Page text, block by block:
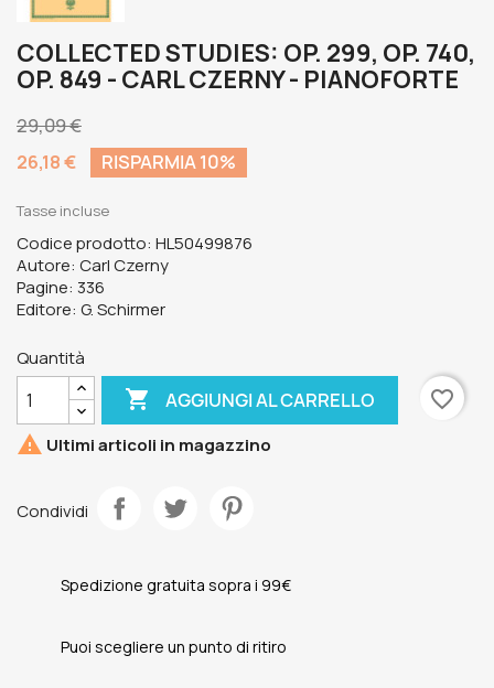
COLLECTED STUDIES: OP. 299, OP. 740,
OP. 849 - CARL CZERNY - PIANOFORTE
29,09 €
26,18 €
RISPARMIA 10%
Tasse incluse
Codice prodotto: HL50499876
Autore: Carl Czerny
Pagine: 336
Editore: G. Schirmer
Quantità
 AGGIUNGI AL CARRELLO
favorite_border
 Ultimi articoli in magazzino
Condividi
Spedizione gratuita sopra i 99€
Puoi scegliere un punto di ritiro